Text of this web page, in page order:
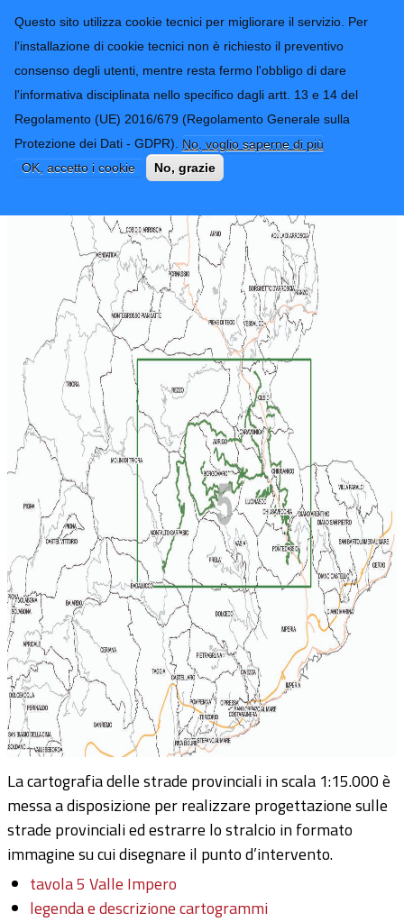
Questo sito utilizza cookie tecnici per migliorare il servizio. Per
l'installazione di cookie tecnici non è richiesto il preventivo
consenso degli utenti, mentre resta fermo l'obbligo di dare
l'informativa disciplinata nello specifico dagli artt. 13 e 14 del
Regolamento (UE) 2016/679 (Regolamento Generale sulla
Protezione dei Dati - GDPR). No, voglio saperne di più
OK, accetto i cookie
No, grazie
Provincia di
Imperia
CONTATTI-URP
TRASPARENZA
Form di ricerca
Divisione Valle Impero
La cartografia delle strade provinciali in scala 1:15.000 è
messa a disposizione per realizzare progettazione sulle
strade provinciali ed estrarre lo stralcio in formato
immagine su cui disegnare il punto d’intervento.
tavola 5 Valle Impero
legenda e descrizione cartogrammi